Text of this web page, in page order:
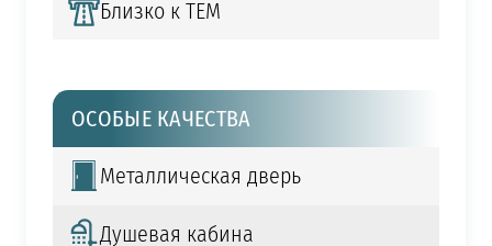
Близко к TEM
ОСОБЫЕ КАЧЕСТВА
Металлическая дверь
Душевая кабина